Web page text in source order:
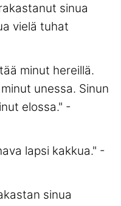
sinua
vielä tuhat
minut hereillä.
unessa. Sinun
elossa." -
lapsi kakkua." -
sinua